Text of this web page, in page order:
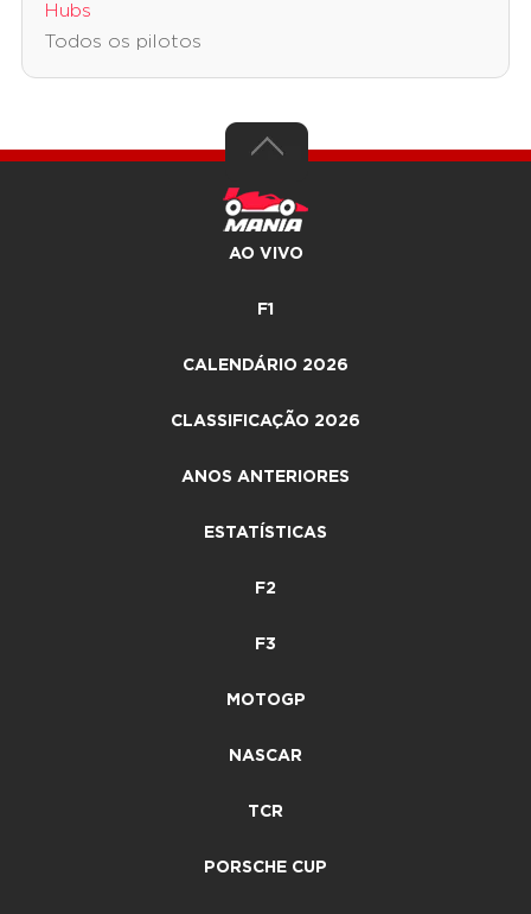
Hubs
Todos os pilotos
AO VIVO
F1
CALENDÁRIO 2026
CLASSIFICAÇÃO 2026
ANOS ANTERIORES
ESTATÍSTICAS
F2
F3
MOTOGP
NASCAR
TCR
PORSCHE CUP